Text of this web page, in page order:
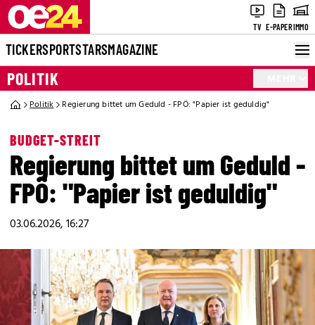
TV E-PAPERIMMO
TICKERSPORTSTARSMAGAZINE
POLITIK
Politik Regierung bittet um Geduld - FPÖ: "Papier ist geduldig"
BUDGET-STREIT
Regierung bittet um Geduld -
FPÖ: "Papier ist geduldig"
03.06.2026, 16:27